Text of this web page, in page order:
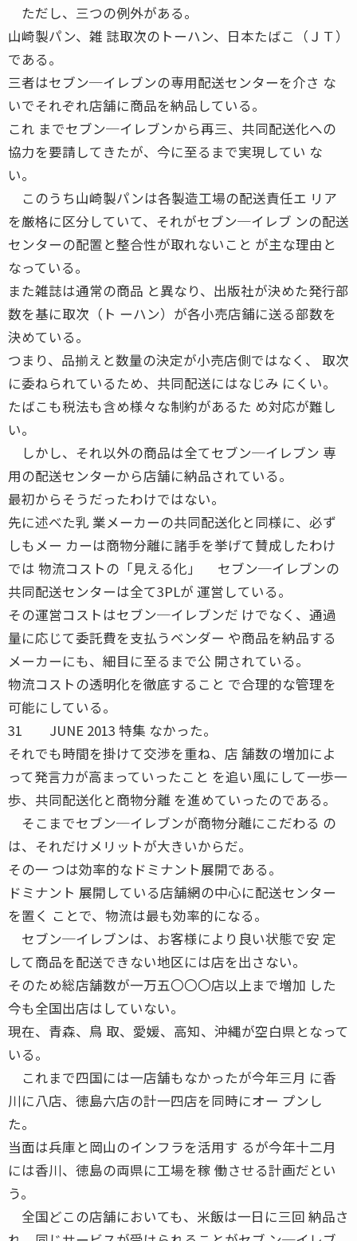
ただし、三つの例外がある。
山崎製パン、雑 誌取次のトーハン、日本たばこ（ＪＴ）
である。
三者はセブン─イレブンの専用配送センターを介さ な
いでそれぞれ店舗に商品を納品している。
これ までセブン─イレブンから再三、共同配送化への
協力を要請してきたが、今に至るまで実現してい な
い。
このうち山崎製パンは各製造工場の配送責任エ リア
を厳格に区分していて、それがセブン─イレブ ンの配送
センターの配置と整合性が取れないこと が主な理由と
なっている。
また雑誌は通常の商品 と異なり、出版社が決めた発行部
数を基に取次（ト ーハン）が各小売店鋪に送る部数を
決めている。
つまり、品揃えと数量の決定が小売店側ではなく、 取次
に委ねられているため、共同配送にはなじみ にくい。
たばこも税法も含め様々な制約があるた め対応が難し
い。
しかし、それ以外の商品は全てセブン─イレブン 専
用の配送センターから店舗に納品されている。
最初からそうだったわけではない。
先に述べた乳 業メーカーの共同配送化と同様に、必ず
しもメー カーは商物分離に諸手を挙げて賛成したわけ
では 物流コストの「見える化」 セブン─イレブンの
共同配送センターは全て3PLが 運営している。
その運営コストはセブン─イレブンだ けでなく、通過
量に応じて委託費を支払うベンダー や商品を納品する
メーカーにも、細目に至るまで公 開されている。
物流コストの透明化を徹底すること で合理的な管理を
可能にしている。
31 JUNE 2013 特集 なかった。
それでも時間を掛けて交渉を重ね、店 舗数の増加によ
って発言力が高まっていったこと を追い風にして一歩一
歩、共同配送化と商物分離 を進めていったのである。
そこまでセブン─イレブンが商物分離にこだわる の
は、それだけメリットが大きいからだ。
その一 つは効率的なドミナント展開である。
ドミナント 展開している店舗網の中心に配送センター
を置く ことで、物流は最も効率的になる。
セブン─イレブンは、お客様により良い状態で安 定
して商品を配送できない地区には店を出さない。
そのため総店舗数が一万五〇〇〇店以上まで増加 した
今も全国出店はしていない。
現在、青森、鳥 取、愛媛、高知、沖縄が空白県となって
いる。
これまで四国には一店舗もなかったが今年三月 に香
川に八店、徳島六店の計一四店を同時にオー プンし
た。
当面は兵庫と岡山のインフラを活用す るが今年十二月
には香川、徳島の両県に工場を稼 働させる計画だとい
う。
全国どこの店舗においても、米飯は一日に三回 納品さ